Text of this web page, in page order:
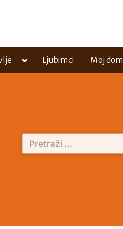
Toggle
menu
Ljubimci Moj dom
Pretraži: